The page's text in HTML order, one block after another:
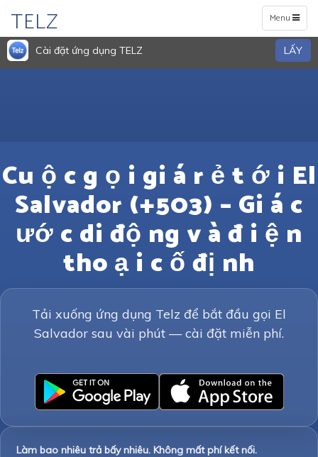
Toggle
navigation
Menu
TELZ
Cài đặt ứng dụng TELZ LẤY
Cu ộ c g ọ i gi á r ẻ t ớ i El
Salvador (+503) – Gi á c
ướ c di độ ng v à đ i ệ n
tho ạ i c ố đị nh
Tải xuống ứng dụng Telz để bắt đầu gọi El
Salvador sau vài phút — cài đặt miễn phí.
Làm bao nhiêu trả bấy nhiêu. Không mất phí kết nối.